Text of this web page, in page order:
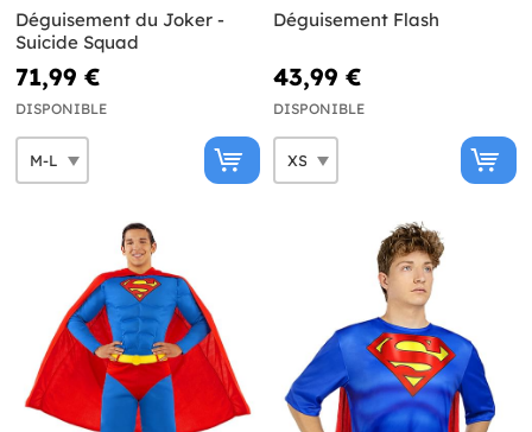
Déguisement du Joker -
Suicide Squad
71,99 €
DISPONIBLE
Déguisement Flash
43,99 €
DISPONIBLE